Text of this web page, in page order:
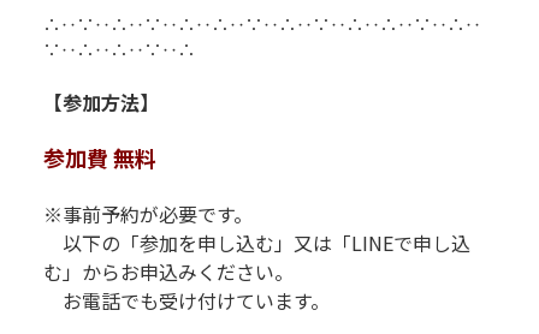
∴‥∵‥∴‥∵‥∴‥∴‥∵‥∴‥∵‥∴‥∴‥∵‥∴‥
∵‥∴‥∴‥∵‥∴
【参加方法】
参加費 無料
※事前予約が必要です。
以下の「参加を申し込む」又は「LINEで申し込
む」からお申込みください。
お電話でも受け付けています。